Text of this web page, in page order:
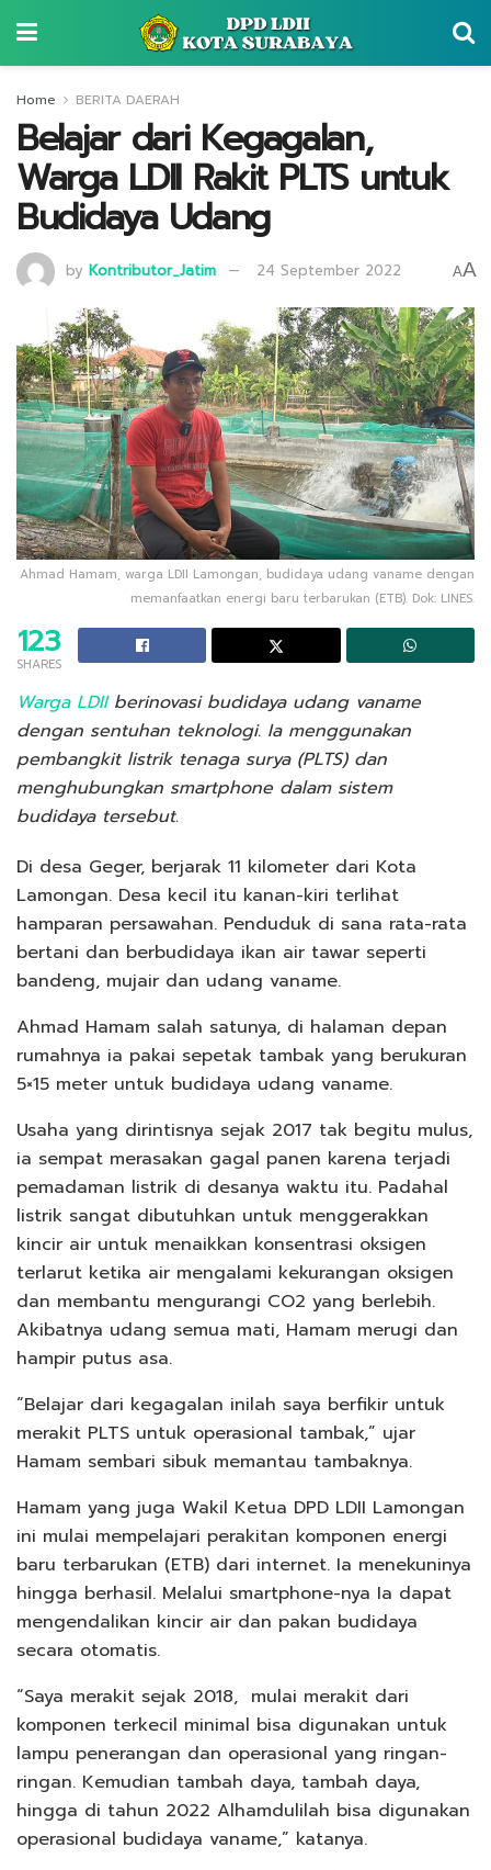
Home BERITA DAERAH
Belajar dari Kegagalan,
Warga LDII Rakit PLTS untuk
Budidaya Udang
by Kontributor_Jatim 24 September 2022 AA
Ahmad Hamam, warga LDII Lamongan, budidaya udang vaname dengan
memanfaatkan energi baru terbarukan (ETB). Dok: LINES.
123
SHARES
Warga LDIIberinovasi budidaya udang vaname
dengan sentuhan teknologi. Ia menggunakan
pembangkit listrik tenaga surya (PLTS) dan
menghubungkan smartphone dalam sistem
budidaya tersebut.
Di desa Geger, berjarak 11 kilometer dari Kota
Lamongan. Desa kecil itu kanan-kiri terlihat
hamparan persawahan. Penduduk di sana rata-rata
bertani dan berbudidaya ikan air tawar seperti
bandeng, mujair dan udang vaname.
Ahmad Hamam salah satunya, di halaman depan
rumahnya ia pakai sepetak tambak yang berukuran
5×15 meter untuk budidaya udang vaname.
Usaha yang dirintisnya sejak 2017 tak begitu mulus,
ia sempat merasakan gagal panen karena terjadi
pemadaman listrik di desanya waktu itu. Padahal
listrik sangat dibutuhkan untuk menggerakkan
kincir air untuk menaikkan konsentrasi oksigen
terlarut ketika air mengalami kekurangan oksigen
dan membantu mengurangi CO2 yang berlebih.
Akibatnya udang semua mati, Hamam merugi dan
hampir putus asa.
“Belajar dari kegagalan inilah saya berfikir untuk
merakit PLTS untuk operasional tambak,” ujar
Hamam sembari sibuk memantau tambaknya.
Hamam yang juga Wakil Ketua DPD LDII Lamongan
ini mulai mempelajari perakitan komponen energi
baru terbarukan (ETB) dari internet. Ia menekuninya
hingga berhasil. Melalui smartphone-nya Ia dapat
mengendalikan kincir air dan pakan budidaya
secara otomatis.
“Saya merakit sejak 2018, mulai merakit dari
komponen terkecil minimal bisa digunakan untuk
lampu penerangan dan operasional yang ringan-
ringan. Kemudian tambah daya, tambah daya,
hingga di tahun 2022 Alhamdulilah bisa digunakan
operasional budidaya vaname,” katanya.